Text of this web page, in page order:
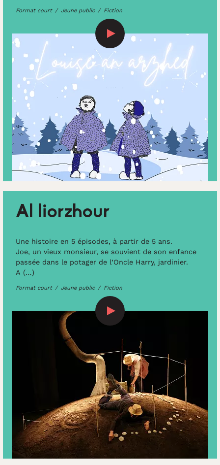
Format court Jeune public Fiction
Al liorzhour
Une histoire en 5 épisodes, à partir de 5 ans.
Joe, un vieux monsieur, se souvient de son enfance
passée dans le potager de l’Oncle Harry, jardinier.
A (…)
Format court Jeune public Fiction